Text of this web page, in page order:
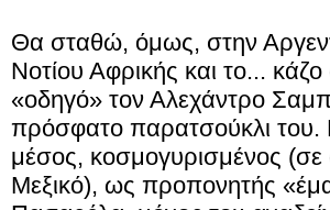
Θα σταθώ, όμως, στην
Νοτίου Αφρικής και το...
«οδηγό» τον Αλεχάντρο
πρόσφατο παρατσούκλι του.
μέσος, κοσμογυρισμένος (σε
Μεξικό), ως προπονητής